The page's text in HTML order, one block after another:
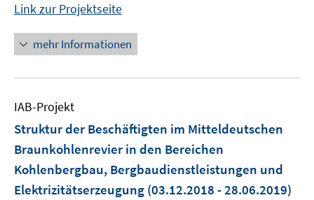
Link zur Projektseite
mehr Informationen
IAB-Projekt
Struktur der Beschäftigten im Mitteldeutschen
Braunkohlenrevier in den Bereichen
Kohlenbergbau, Bergbaudienstleistungen und
Elektrizitätserzeugung (03.12.2018 - 28.06.2019)